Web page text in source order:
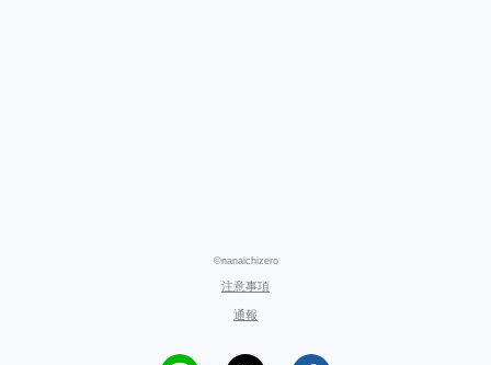
©nanaichizero
注意事項
通報